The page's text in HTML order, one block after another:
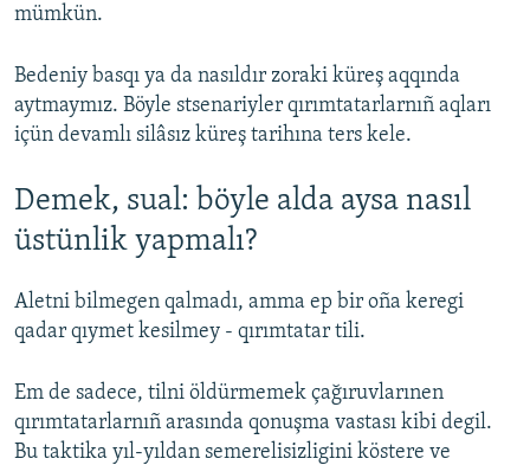
mümkün.
Bedeniy basqı ya da nasıldır zoraki küreş aqqında
aytmaymız. Böyle stsenariyler qırımtatarlarnıñ aqları
içün devamlı silâsız küreş tarihına ters kele.
Demek, sual: böyle alda aysa nasıl
üstünlik yapmalı?
Aletni bilmegen qalmadı, amma ep bir oña keregi
qadar qıymet kesilmey - qırımtatar tili.
Em de sadece, tilni öldürmemek çağıruvlarınen
qırımtatarlarnıñ arasında qonuşma vastası kibi degil.
Bu taktika yıl-yıldan semerelisizligini köstere ve